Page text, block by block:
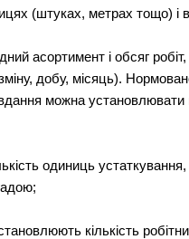
(штуках, метрах тощо) і
асортимент і обсяг
добу, місяць).
можна
одиниць
кількість